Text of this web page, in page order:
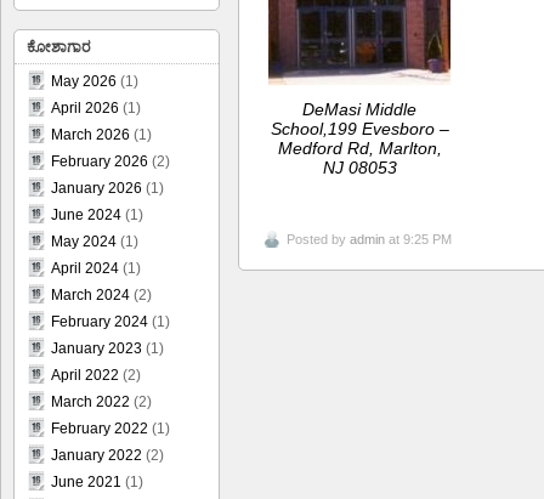
DeMasi Middle
School,199 Evesboro –
Medford Rd, Marlton,
NJ 08053
Posted by admin at 9:25 PM
ಕೋಶಾಗಾರ
May 2026 (1)
April 2026 (1)
March 2026 (1)
February 2026 (2)
January 2026 (1)
June 2024 (1)
May 2024 (1)
April 2024 (1)
March 2024 (2)
February 2024 (1)
January 2023 (1)
April 2022 (2)
March 2022 (2)
February 2022 (1)
January 2022 (2)
June 2021 (1)